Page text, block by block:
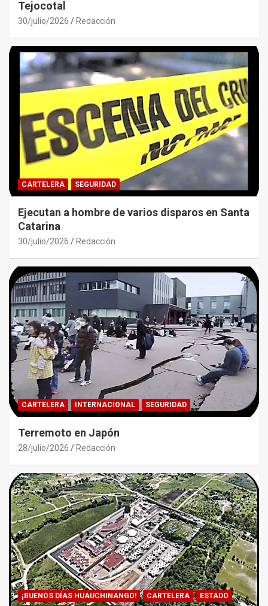
Tejocotal
30/julio/2026 Redacción
CARTELERA SEGURIDAD
Ejecutan a hombre de varios disparos en Santa
Catarina
30/julio/2026 Redacción
CARTELERA INTERNACIONAL SEGURIDAD
Terremoto en Japón
28/julio/2026 Redacción
¡BUENOS DÍAS HUAUCHINANGO! CARTELERA
ESTADO